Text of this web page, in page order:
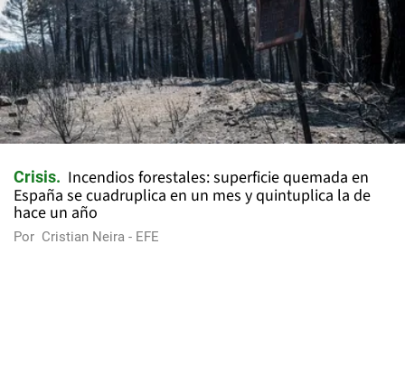
Crisis
Incendios forestales: superficie quemada en
España se cuadruplica en un mes y quintuplica la de
hace un año
Por Cristian Neira - EFE